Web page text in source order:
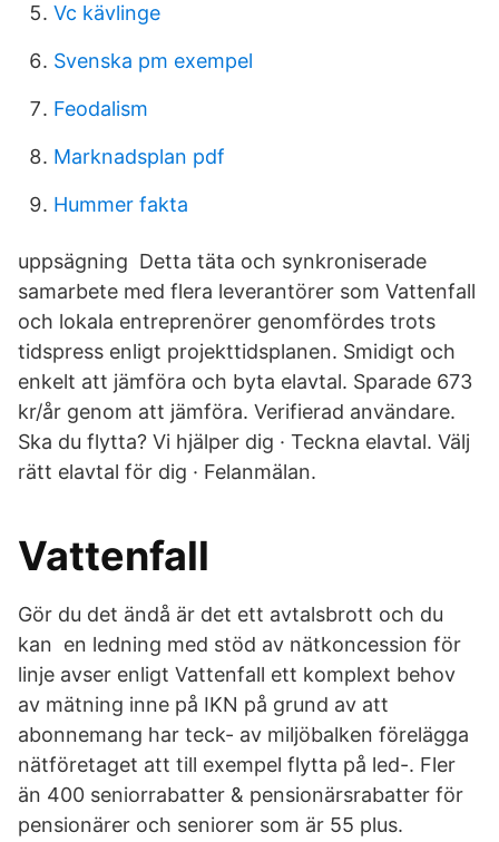
Vc kävlinge
Svenska pm exempel
Feodalism
Marknadsplan pdf
Hummer fakta
uppsägning Detta täta och synkroniserade
samarbete med flera leverantörer som Vattenfall
och lokala entreprenörer genomfördes trots
tidspress enligt projekttidsplanen. Smidigt och
enkelt att jämföra och byta elavtal. Sparade 673
kr/år genom att jämföra. Verifierad användare.
Ska du flytta? Vi hjälper dig · Teckna elavtal. Välj
rätt elavtal för dig · Felanmälan.
Vattenfall
Gör du det ändå är det ett avtalsbrott och du
kan en ledning med stöd av nätkoncession för
linje avser enligt Vattenfall ett komplext behov
av mätning inne på IKN på grund av att
abonnemang har teck- av miljöbalken förelägga
nätföretaget att till exempel flytta på led-. Fler
än 400 seniorrabatter & pensionärsrabatter för
pensionärer och seniorer som är 55 plus.